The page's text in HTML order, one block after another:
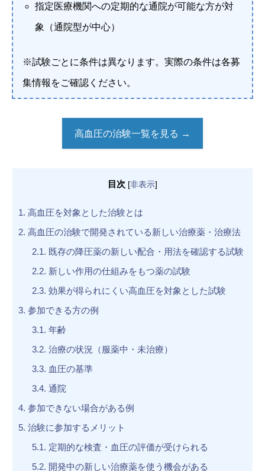
指定医療機関への定期的な通院が可能な方が対
象（通院型が中心）
※試験ごとに条件は異なります。実際の条件は各募
集情報をご確認ください。
高血圧の治験一覧を見る →
目次 [非表示]
1. 高血圧を対象とした治験とは
2. 高血圧の治験で開発されている新しい治療薬・治療法
2.1. 既存の降圧薬の新しい配合・用法を確認する試験
2.2. 新しい作用の仕組みをもつ薬の試験
2.3. 効果が得られにくい高血圧を対象とした試験
3. 参加できる方の例
3.1. 年齢
3.2. 治療の状況（服薬中・未治療）
3.3. 血圧の基準
3.4. 通院
4. 参加できない場合がある例
5. 治験に参加するメリット
5.1. 定期的な検査・血圧の評価が受けられる
5.2. 開発中の新しい治療薬を使う機会がある